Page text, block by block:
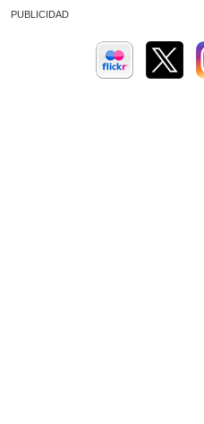
PUBLICIDAD